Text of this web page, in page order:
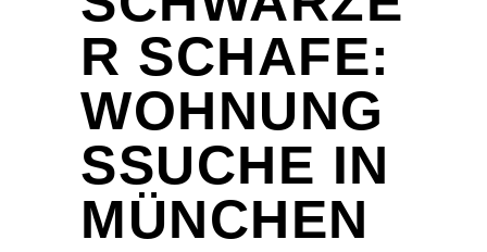
R SCHAFE:
WOHNUNG
SSUCHE IN
MÜNCHEN